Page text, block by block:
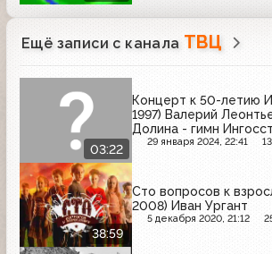
Ещё записи с канала ТВЦ
03:22
Концерт к 50-летию
1997) Валерий
Долина - гимн
29 января 2024, 22:41
38:59
Сто вопросов к
2008) Иван Ургант
5 декабря 2020, 21:12